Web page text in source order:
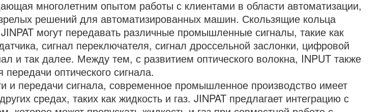
многолетним опытом работы с клиентами в области автоматизации,
решений для автоматизированных машин. Скользящие кольца
могут передавать различные промышленные сигналы, такие как
сигнал переключателя, сигнал дроссельной заслонки, цифровой
и так далее. Между тем, с развитием оптического волокна, INPUT также
оптического сигнала.
передачи сигнала, современное промышленное производство имеет
средах, таких как жидкость и газ. JINPAT предлагает интеграцию с